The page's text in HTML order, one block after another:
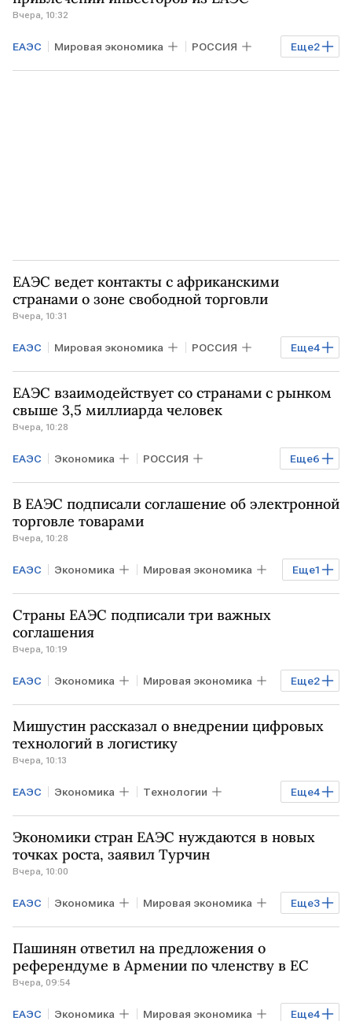
ЕЭК
Вчера, 10:32
Еще2
ЕАЭС Мировая экономика РОССИЯ
КУБА Астана
ЕАЭС ведет контакты с африканскими
странами о зоне свободной торговли
Вчера, 10:31
Еще4
ЕАЭС Мировая экономика РОССИЯ
ИОРДАНИЯ ТУНИС
Алексей Оверчук АФРИКА
ЕАЭС взаимодействует со странами с рынком
свыше 3,5 миллиарда человек
Вчера, 10:28
Еще6
ЕАЭС Экономика РОССИЯ
Мировая экономика МОНГОЛИЯ
ИНДОНЕЗИЯ
Евразийская экономическая комиссия
ЕЭК
В ЕАЭС подписали соглашение об электронной
торговле товарами
Вчера, 10:28
Еще1
ЕАЭС Экономика Мировая экономика
Михаил Мишустин
Страны ЕАЭС подписали три важных
соглашения
Вчера, 10:19
Еще2
ЕАЭС Экономика Мировая экономика
Евразийская экономическая комиссия
Мишустин рассказал о внедрении цифровых
технологий в логистику
Вчера, 10:13
Еще4
ЕАЭС Экономика Технологии
РОССИЯ БЕЛОРУССИЯ
Михаил Мишустин
Экономики стран ЕАЭС нуждаются в новых
точках роста, заявил Турчин
Вчера, 10:00
Еще3
ЕАЭС Экономика Мировая экономика
БЕЛОРУССИЯ АФРИКА АЗИЯ
Пашинян ответил на предложения о
референдуме в Армении по членству в ЕС
Вчера, 09:54
Еще4
ЕАЭС Экономика Мировая экономика